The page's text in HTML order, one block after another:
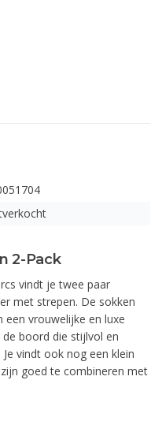
2-Pack
vindt je twee paar
met strepen. De sokken
een vrouwelijke en luxe
boord die stijlvol en
vindt ook nog een klein
goed te combineren met